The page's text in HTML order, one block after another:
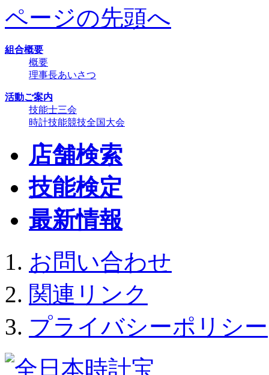
ページの先頭へ
組合概要
概要
理事長あいさつ
活動ご案内
技能士三会
時計技能競技全国大会
店舗検索
技能検定
最新情報
お問い合わせ
関連リンク
プライバシーポリシー